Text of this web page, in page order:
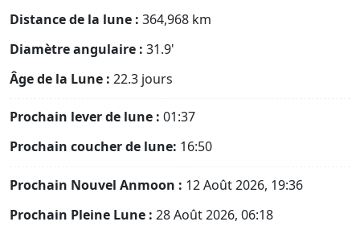
Distance de la lune : 364,968 km
Diamètre angulaire : 31.9'
Âge de la Lune : 22.3 jours
Prochain lever de lune : 01:37
Prochain coucher de lune: 16:50
Prochain Nouvel Anmoon : 12 Août 2026, 19:36
Prochain Pleine Lune : 28 Août 2026, 06:18